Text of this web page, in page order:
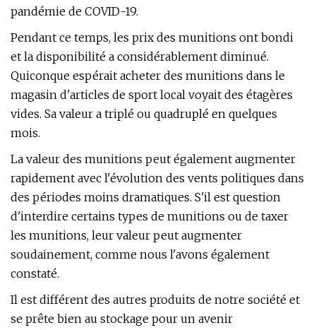
pandémie de COVID-19.
Pendant ce temps, les prix des munitions ont bondi
et la disponibilité a considérablement diminué.
Quiconque espérait acheter des munitions dans le
magasin d'articles de sport local voyait des étagères
vides. Sa valeur a triplé ou quadruplé en quelques
mois.
La valeur des munitions peut également augmenter
rapidement avec l'évolution des vents politiques dans
des périodes moins dramatiques. S'il est question
d'interdire certains types de munitions ou de taxer
les munitions, leur valeur peut augmenter
soudainement, comme nous l'avons également
constaté.
Il est différent des autres produits de notre société et
se prête bien au stockage pour un avenir